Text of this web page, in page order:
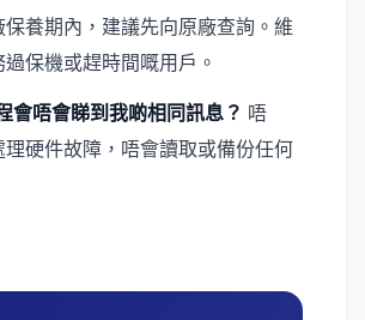
養期內，建議先向原廠查詢。維
保機或趕時間嘅用戶。
會唔會睇到我啲相同訊息？ 唔
硬件故障，唔會讀取或備份任何